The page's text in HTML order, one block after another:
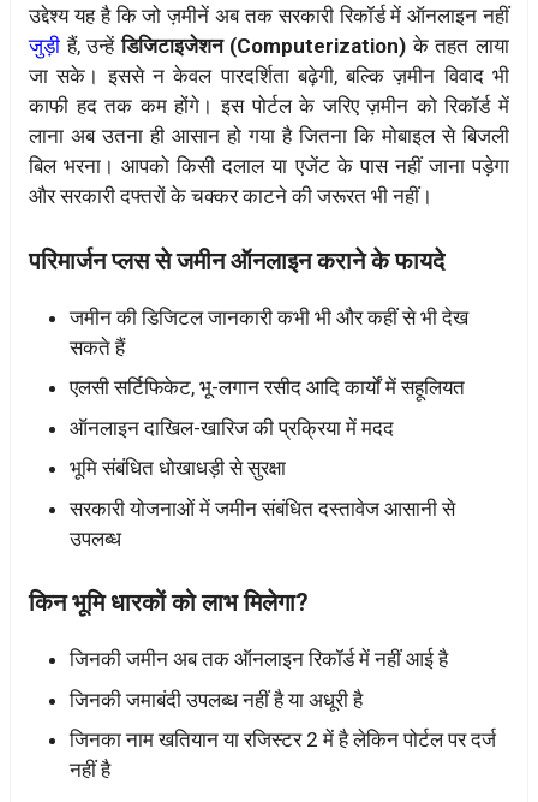
उद्देश्य यह है कि जो ज़मीनें अब तक सरकारी रिकॉर्ड में ऑनलाइन नहीं
जुड़ी हैं, उन्हेंडिजिटाइजेशन (Computerization) के तहत लाया
जा सके। इससे न केवल पारदर्शिता बढ़ेगी, बल्कि ज़मीन विवाद भी
काफी हद तक कम होंगे। इस पोर्टल के जरिए ज़मीन को रिकॉर्ड में
लाना अब उतना ही आसान हो गया है जितना कि मोबाइल से बिजली
बिल भरना। आपको किसी दलाल या एजेंट के पास नहीं जाना पड़ेगा
और सरकारी दफ्तरों के चक्कर काटने की जरूरत भी नहीं।
परिमार्जन प्लस से जमीन ऑनलाइन कराने के फायदे
जमीन की डिजिटल जानकारी कभी भी और कहीं से भी देख
सकते हैं
एलसी सर्टिफिकेट, भू-लगान रसीद आदि कार्यों में सहूलियत
ऑनलाइन दाखिल-खारिज की प्रक्रिया में मदद
भूमि संबंधित धोखाधड़ी से सुरक्षा
सरकारी योजनाओं में जमीन संबंधित दस्तावेज आसानी से
उपलब्ध
किन भूमि धारकों को लाभ मिलेगा?
जिनकी जमीन अब तक ऑनलाइन रिकॉर्ड में नहीं आई है
जिनकी जमाबंदी उपलब्ध नहीं है या अधूरी है
जिनका नाम खतियान या रजिस्टर 2 में है लेकिन पोर्टल पर दर्ज
नहीं है